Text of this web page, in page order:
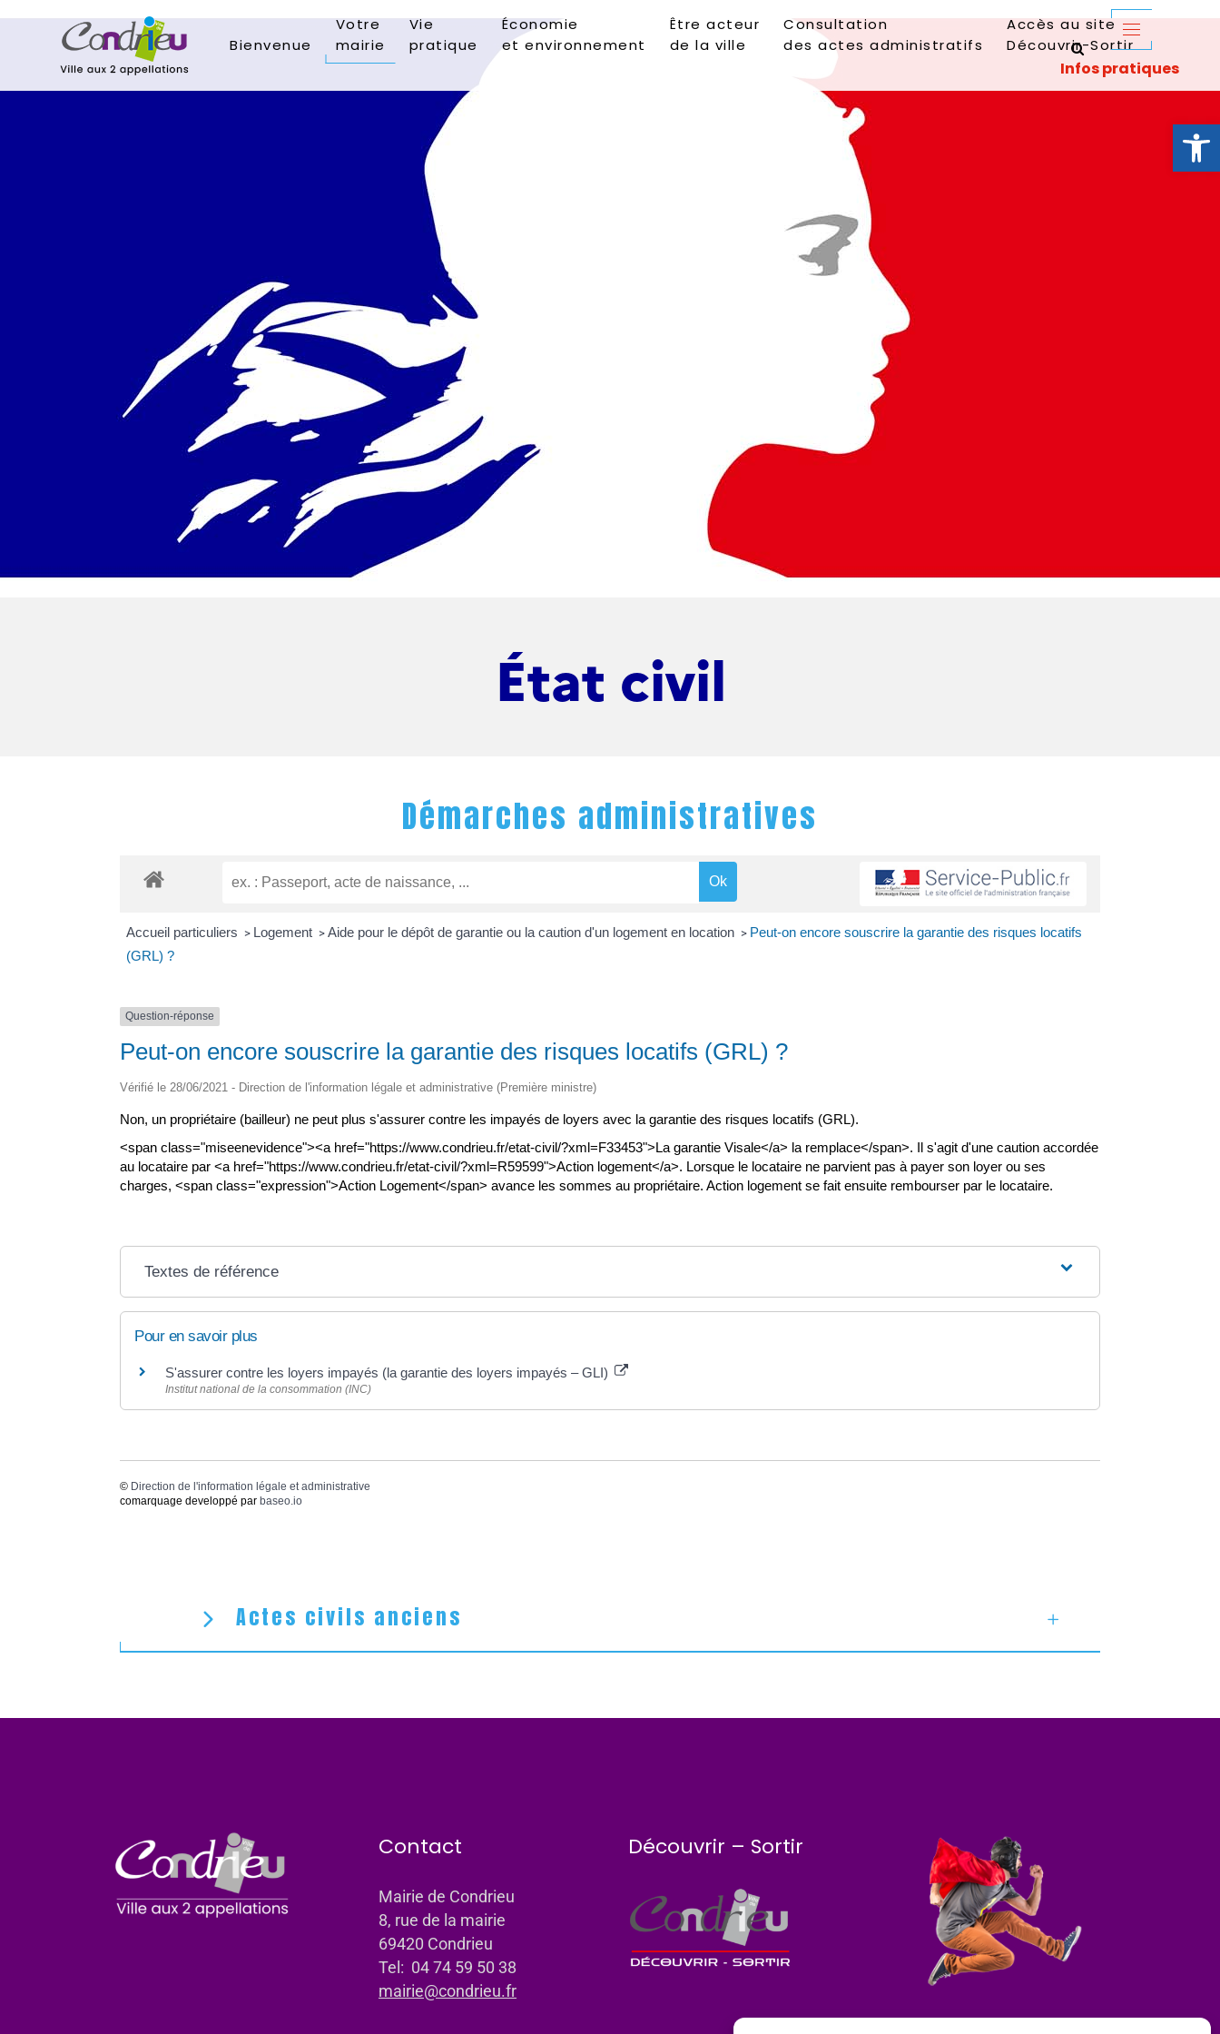
Ouvrir
Bienvenue
Votre
mairie
Vie
pratique
Économie
et environnement
Être acteur
de la ville
Consultation
des actes administratifs
Accès au site
Découvrir-Sortir
État civil
Démarches administratives
Accueil particuliers > Logement > Aide pour le dépôt de garantie ou la caution d'un logement en location > Peut-on encore souscrire la garantie des risques locatifs
(GRL) ?
Question-réponse
Peut-on encore souscrire la garantie des risques locatifs (GRL) ?
Vérifié le 28/06/2021 - Direction de l'information légale et administrative (Première ministre)
Non, un propriétaire (bailleur) ne peut plus s'assurer contre les impayés de loyers avec la garantie des risques locatifs (GRL).
<span class="miseenevidence"><a href="https://www.condrieu.fr/etat-civil/?xml=F33453">La garantie Visale</a> la remplace</span>. Il s'agit d'une caution accordée
au locataire par <a href="https://www.condrieu.fr/etat-civil/?xml=R59599">Action logement</a>. Lorsque le locataire ne parvient pas à payer son loyer ou ses
charges, <span class="expression">Action Logement</span> avance les sommes au propriétaire. Action logement se fait ensuite rembourser par le locataire.
Textes de référence
Pour en savoir plus
S'assurer contre les loyers impayés (la garantie des loyers impayés – GLI)
Institut national de la consommation (INC)
© Direction de l'information légale et administrative
comarquage developpé par baseo.io
Actes civils anciens
Contact
Mairie de Condrieu
8, rue de la mairie
69420 Condrieu
Tel: 04 74 59 50 38
mairie@condrieu.fr
Découvrir – Sortir